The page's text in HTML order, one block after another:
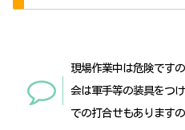
現場作業中は危険です
会は軍手等の装具をつ
での打合せもあります